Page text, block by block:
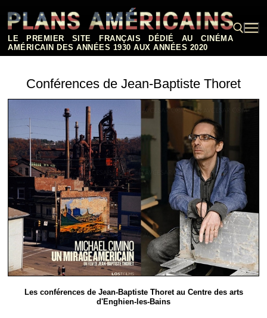
contenu
LE PREMIER SITE FRANÇAIS DÉDIÉ AU CINÉMA
AMÉRICAIN DES ANNÉES 1930 AUX ANNÉES 2020
Conférences de Jean-Baptiste Thoret
Les conférences de Jean-Baptiste Thoret au Centre des arts
d'Enghien-les-Bains